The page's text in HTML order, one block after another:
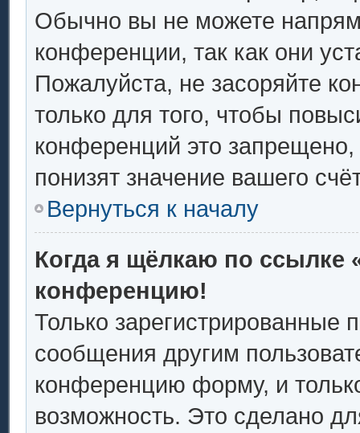
Обычно вы не можете
конференции, так как они
Пожалуйста, не засоряйте
только для того, чтобы
конференций это
понизят значение вашего
Вернуться к началу
Когда я щёлкаю по ссылке
конференцию!
Только зарегистрированные
сообщения другим
конференцию форму, и
возможность. Это сделано